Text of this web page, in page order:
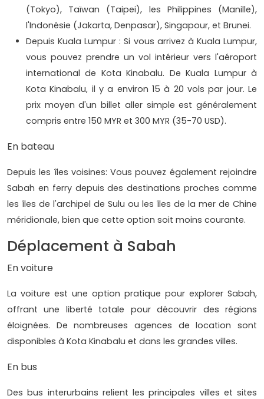
(Tokyo), Taïwan (Taipei), les Philippines (Manille),
l'Indonésie (Jakarta, Denpasar), Singapour, et Brunei.
Depuis Kuala Lumpur : Si vous arrivez à Kuala Lumpur,
vous pouvez prendre un vol intérieur vers l'aéroport
international de Kota Kinabalu. De Kuala Lumpur à
Kota Kinabalu, il y a environ 15 à 20 vols par jour. Le
prix moyen d'un billet aller simple est généralement
compris entre 150 MYR et 300 MYR (35-70 USD).
En bateau
Depuis les îles voisines: Vous pouvez également rejoindre
Sabah en ferry depuis des destinations proches comme
les îles de l'archipel de Sulu ou les îles de la mer de Chine
méridionale, bien que cette option soit moins courante.
Déplacement à Sabah
En voiture
La voiture est une option pratique pour explorer Sabah,
offrant une liberté totale pour découvrir des régions
éloignées. De nombreuses agences de location sont
disponibles à Kota Kinabalu et dans les grandes villes.
En bus
Des bus interurbains relient les principales villes et sites